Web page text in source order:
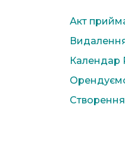
Акт
Календар